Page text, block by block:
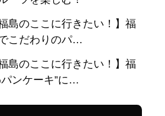
島のここに行きたい！】福
こだわりのパ…
島のここに行きたい！】福
ンケーキ”に…